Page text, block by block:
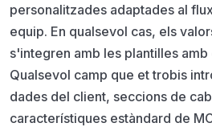
personalitzades adaptades al
equip. En qualsevol cas, els
s'integren amb les plantilles amb
Qualsevol camp que et trobis
dades del client, seccions de
característiques estàndard de